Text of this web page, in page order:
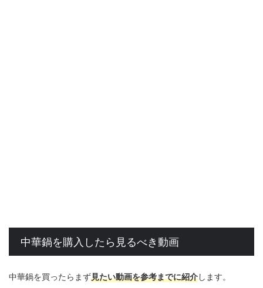
中華鍋を購入したら見るべき動画
中華鍋を買ったらまず見たい動画を参考までに紹介します。